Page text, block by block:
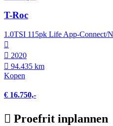
T-Roc
1.0TSI 115pk Life App-Connect/
2020
94.435 km
Kopen
€ 16.750,-
Proefrit inplannen